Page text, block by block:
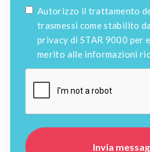
Autorizzo il trattamento
trasmessi come stabilito
privacy di STAR 9000 per
merito alle informazioni